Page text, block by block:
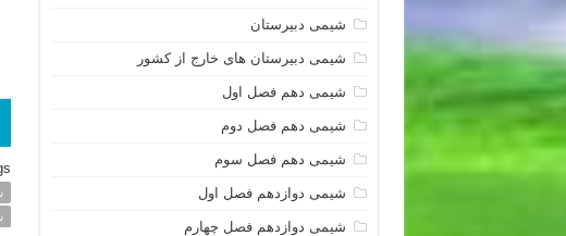
شیمی دبیرستان
شیمی دبیرستان های خارج از کشور
شیمی دهم فصل اول
شیمی دهم فصل دوم
شیمی دهم فصل سوم
شیمی دوازدهم فصل اول
شیمی دوازدهم فصل چهارم